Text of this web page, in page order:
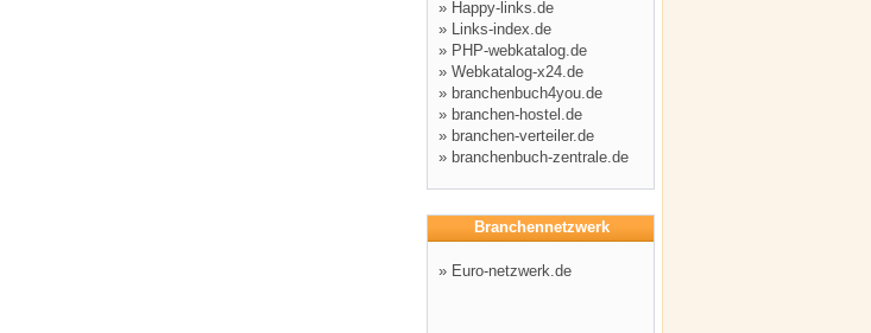
» Happy-links.de
» Links-index.de
» PHP-webkatalog.de
» Webkatalog-x24.de
» branchenbuch4you.de
» branchen-hostel.de
» branchen-verteiler.de
» branchenbuch-zentrale.de
Branchennetzwerk
» Euro-netzwerk.de